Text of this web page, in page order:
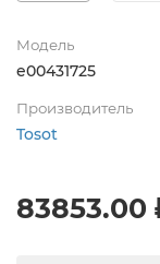
Модель
e00431725
Производитель
Tosot
83853.00